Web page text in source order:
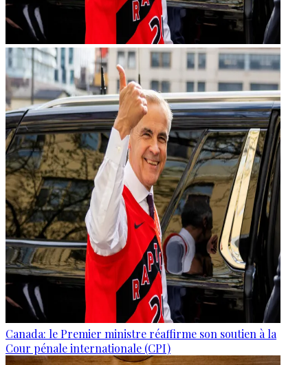
Canada: le Premier ministre réaffirme son soutien à la
Cour pénale internationale (CPI)